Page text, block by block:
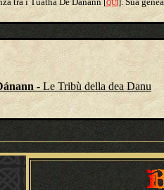
QUI
- Le Tribù della dea Danu